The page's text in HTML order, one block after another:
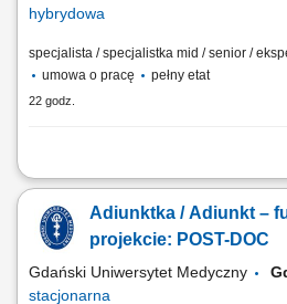
hybrydowa
specjalista / specjalistka mid / senior /
umowa o pracę
pełny etat
22 godz.
Twoje zadania: prowadzenie procesów
weryfikacja i aktualizacja dokumentacji
nadzór nad dokumentacją techniczną
Adiunktka / Adiunkt –
projekcie: POST-DOC
Gdański Uniwersytet Medyczny
stacjonarna